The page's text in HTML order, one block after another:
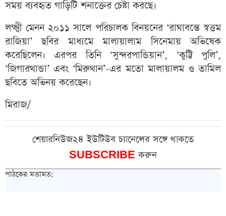
সময় ব্যবহৃত গাড়িটি শনাক্তের চেষ্টা করছে।
লক্ষ্মী মেনন ২০১১ সালে পরিচালক বিনয়নের ‘রাঘাবন্তে স্বত্তম
রাজিয়া’ ছবির মাধ্যমে মালায়ালাম সিনেমায় অভিষেক
করেছিলেন। এরপর তিনি ‘সুন্দরপান্ডিয়ান’, ‘কুট্টি পুলি’,
‘জিগারথান্ডা’ এবং ‘মিরুথান’-এর মতো মালায়ালম ও তামিল
ছবিতে অভিনয় করেছেন।
মিরাজ/
শেয়ারনিউজ২৪ ইউটিউব চ্যানেলের সঙ্গে থাকতে
SUBSCRIBEকরুন
পাঠকের মতামত: